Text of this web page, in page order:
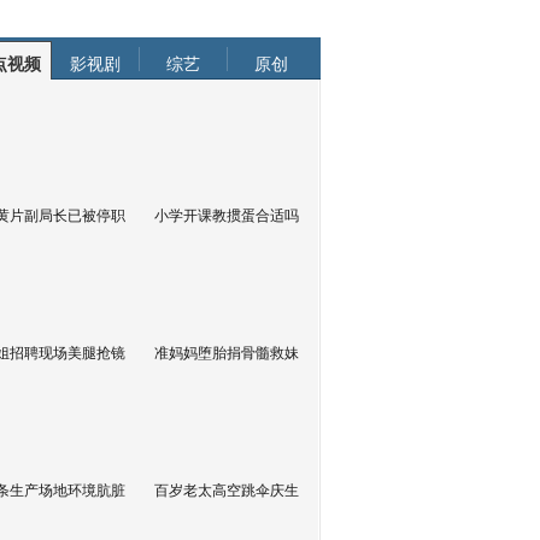
视频 影视剧 综艺 原创
片副局长已被停职 小学开课教掼蛋合适吗
招聘现场美腿抢镜 准妈妈堕胎捐骨髓救妹
生产场地环境肮脏 百岁老太高空跳伞庆生